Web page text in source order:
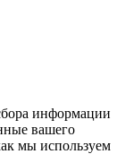
информации
вашего
мы используем